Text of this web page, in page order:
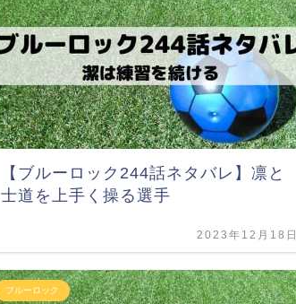
【ブルーロック244話ネタバレ】凛と
士道を上手く操る選手
2023年12月18日
ブルーロック